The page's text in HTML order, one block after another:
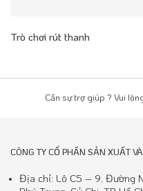
Trò chơi rút thanh
Cần sự trợ giúp ? Vui
CÔNG TY CỔ PHẦN SẢN XUẤT
Địa chỉ: Lô C5 – 9, Đường